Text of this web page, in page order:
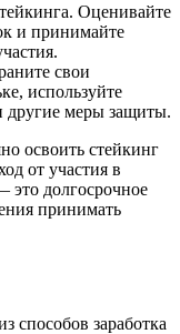
Оценивайте
и принимайте
свои
используйте
другие меры защиты.
освоить стейкинг
от участия в
это долгосрочное
принимать
способов заработка